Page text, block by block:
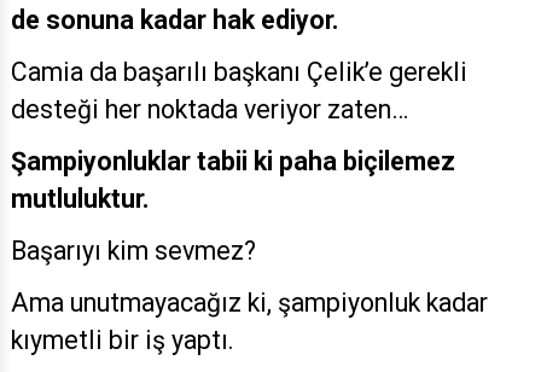
de sonuna kadar hak ediyor.
Camia da başarılı başkanı Çelik’e gerekli
desteği her noktada veriyor zaten…
Şampiyonluklar tabii ki paha biçilemez
mutluluktur.
Başarıyı kim sevmez?
Ama unutmayacağız ki, şampiyonluk kadar
kıymetli bir iş yaptı.